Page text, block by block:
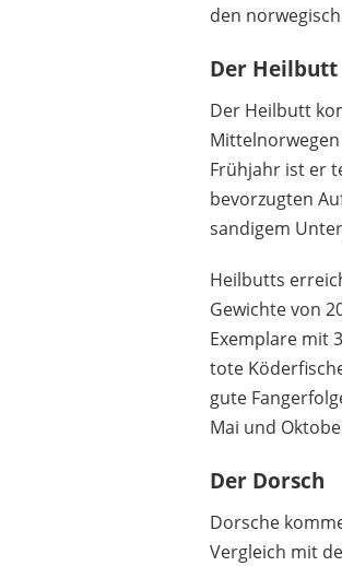
den
Der Heilbutt
Der Heilbutt
Frühjahr ist er
bevorzugten
sandigem
Heilbutts
Gewichte von
Exemplare mit
tote
gute
Mai und
Der Dorsch
Dorsche
Vergleich mit